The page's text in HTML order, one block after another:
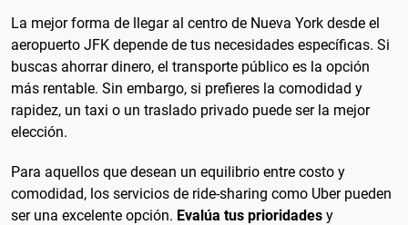
La mejor forma de llegar al centro de Nueva York desde el
aeropuerto JFK depende de tus necesidades específicas. Si
buscas ahorrar dinero, el transporte público es la opción
más rentable. Sin embargo, si prefieres la comodidad y
rapidez, un taxi o un traslado privado puede ser la mejor
elección.
Para aquellos que desean un equilibrio entre costo y
comodidad, los servicios de ride-sharing como Uber pueden
ser una excelente opción. Evalúa tus prioridades y